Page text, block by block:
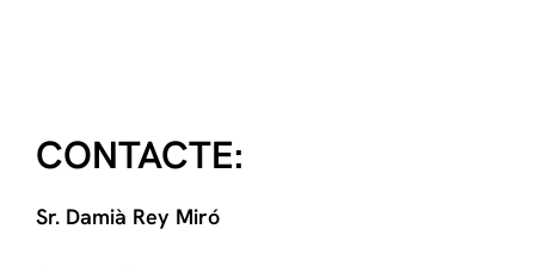
CONTACTE:
Sr. Damià Rey Miró